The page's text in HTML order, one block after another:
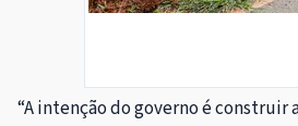
“A intenção do governo é